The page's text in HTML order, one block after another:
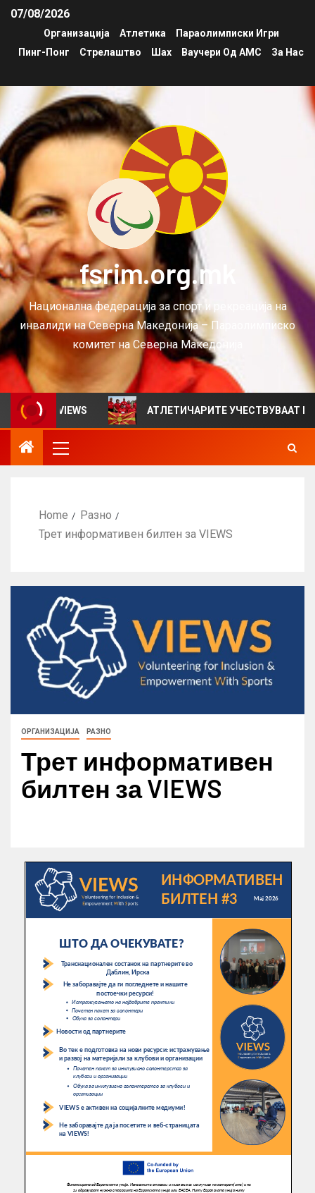
07/08/2026
Организација Атлетика
Параолимписки Игри
Пинг-Понг
Стрелаштво Шах Ваучери Од АМС За Нас
fsrim.org.mk
Национална федерација за спорт и рекреација на
инвалиди на Северна Македонија – Параолимписко
комитет на Северна Македонија
за VIEWS АТЛЕТИЧАРИТЕ УЧЕСТВУВААТ НА
Home
Разно
Трет информативен билтен за VIEWS
ОРГАНИЗАЦИЈА РАЗНО
Трет информативен
билтен за VIEWS